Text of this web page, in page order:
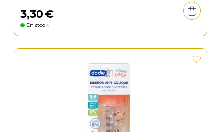
3,30€
En stock